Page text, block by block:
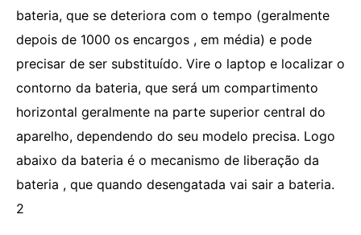
bateria, que se deteriora com o tempo (geralmente
depois de 1000 os encargos , em média) e pode
precisar de ser substituído. Vire o laptop e localizar o
contorno da bateria, que será um compartimento
horizontal geralmente na parte superior central do
aparelho, dependendo do seu modelo precisa. Logo
abaixo da bateria é o mecanismo de liberação da
bateria , que quando desengatada vai sair a bateria.
2